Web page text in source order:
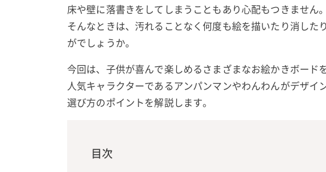
床や壁に落書きをしてしまうこともあり心配もつきません。
そんなときは、汚れることなく何度も絵を描いたり消し
がでしょうか。
今回は、子供が喜んで楽しめるさまざまなお絵かきボード
人気キャラクターであるアンパンマンやわんわんがデザ
選び方のポイントを解説します。
目次